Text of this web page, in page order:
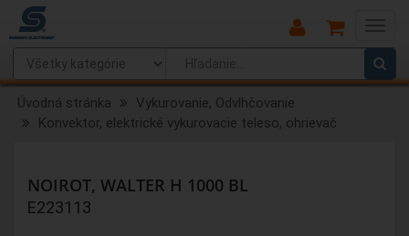
Main
Menu
Úvodná stránka
Vykurovanie, Odvlhčovanie
Konvektor, elektrické vykurovacie teleso, ohrievač
NOIROT, WALTER H 1000 BL
E223113